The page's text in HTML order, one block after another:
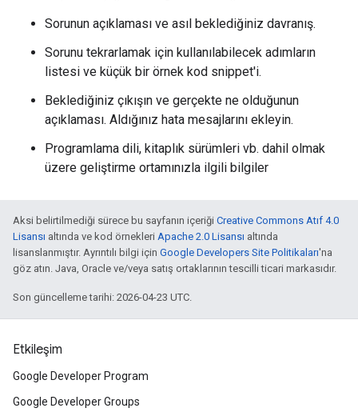
Sorunun açıklaması ve asıl beklediğiniz davranış.
Sorunu tekrarlamak için kullanılabilecek adımların
listesi ve küçük bir örnek kod snippet'i.
Beklediğiniz çıkışın ve gerçekte ne olduğunun
açıklaması. Aldığınız hata mesajlarını ekleyin.
Programlama dili, kitaplık sürümleri vb. dahil olmak
üzere geliştirme ortamınızla ilgili bilgiler
Aksi belirtilmediği sürece bu sayfanın içeriği Creative Commons Atıf 4.0
Lisansı altında ve kod örnekleri Apache 2.0 Lisansı altında
lisanslanmıştır. Ayrıntılı bilgi için Google Developers Site Politikaları'na
göz atın. Java, Oracle ve/veya satış ortaklarının tescilli ticari markasıdır.
Son güncelleme tarihi: 2026-04-23 UTC.
Etkileşim
Google Developer Program
Google Developer Groups